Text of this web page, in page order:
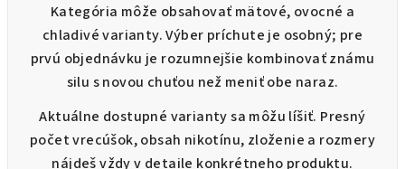
Kategória môže obsahovať mätové, ovocné a
chladivé varianty. Výber príchute je osobný; pre
prvú objednávku je rozumnejšie kombinovať známu
silu s novou chuťou než meniť obe naraz.
Aktuálne dostupné varianty sa môžu líšiť. Presný
počet vrecúšok, obsah nikotínu, zloženie a rozmery
nájdeš vždy v detaile konkrétneho produktu.